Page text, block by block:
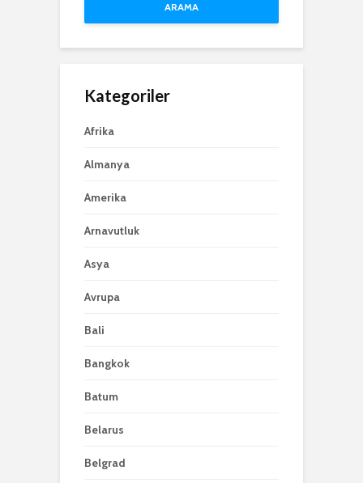
ARAMA
Kategoriler
Afrika
Almanya
Amerika
Arnavutluk
Asya
Avrupa
Bali
Bangkok
Batum
Belarus
Belgrad